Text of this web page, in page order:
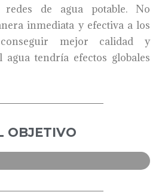
redes de agua potable. No
inmediata y efectiva a los
mejor calidad y
agua tendría efectos globales
OBJETIVO